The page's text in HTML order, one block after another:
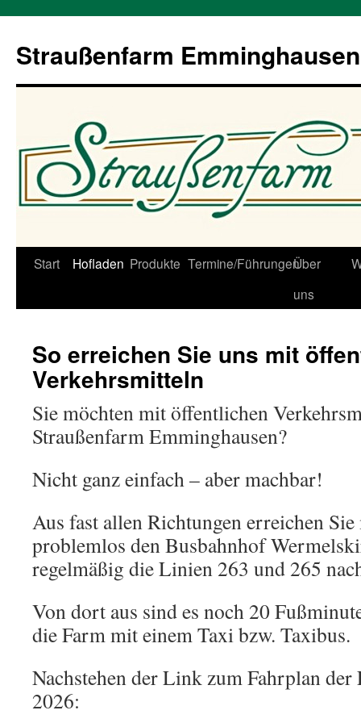
Straußenfarm Emminghausen
Zum
Start Hofladen Produkte Termine/FührungenÜber
uns
So erreichen Sie uns mit
Verkehrsmitteln
Sie möchten mit öffentlichen
Straußenfarm Emminghausen?
Nicht ganz einfach – aber machbar!
Aus fast allen Richtungen erreichen
problemlos den Busbahnhof
regelmäßig die Linien 263 und 265
Von dort aus sind es noch 20
die Farm mit einem Taxi bzw. Taxibus.
Nachstehen der Link zum Fahrplan
2026: